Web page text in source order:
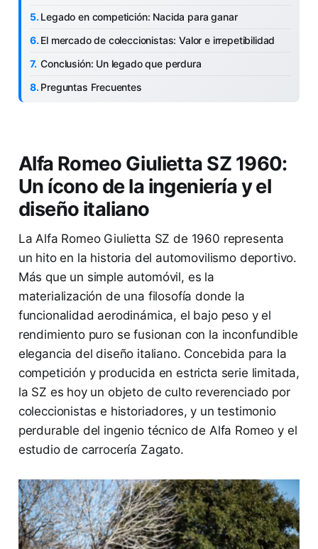
Legado en competición: Nacida para ganar
El mercado de coleccionistas: Valor e irrepetibilidad
Conclusión: Un legado que perdura
Preguntas Frecuentes
Alfa Romeo Giulietta SZ 1960:
Un ícono de la ingeniería y el
diseño italiano
La Alfa Romeo Giulietta SZ de 1960 representa
un hito en la historia del automovilismo deportivo.
Más que un simple automóvil, es la
materialización de una filosofía donde la
funcionalidad aerodinámica, el bajo peso y el
rendimiento puro se fusionan con la inconfundible
elegancia del diseño italiano. Concebida para la
competición y producida en estricta serie limitada,
la SZ es hoy un objeto de culto reverenciado por
coleccionistas e historiadores, y un testimonio
perdurable del ingenio técnico de Alfa Romeo y el
estudio de carrocería Zagato.